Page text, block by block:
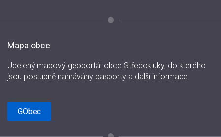
Mapa obce
Ucelený mapový geoportál obce Středokluky, do kterého
jsou postupně nahrávány pasporty a další informace.
GObec